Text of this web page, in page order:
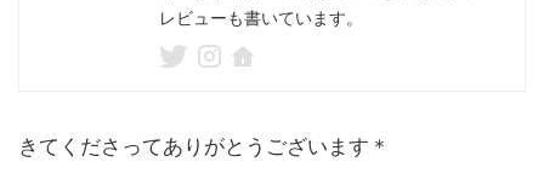
レビューも書いています。
きてくださってありがとうございます＊